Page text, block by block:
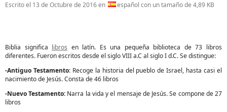
Escrito el 13 de Octubre de 2016en español con un tamaño de 4,89 KB
Biblia significa libros en latín. Es una pequeña biblioteca de 73 libros
diferentes. Fueron escritos desde el siglo VIII a.C al siglo I d.C. Se distingue:
-Antiguo Testamento: Recoge la historia del pueblo de Israel, hasta casi el
nacimiento de Jesús. Consta de 46 libros
-Nuevo Testamento: Narra la vida y el mensaje de Jesús. Se compone de 27
libros